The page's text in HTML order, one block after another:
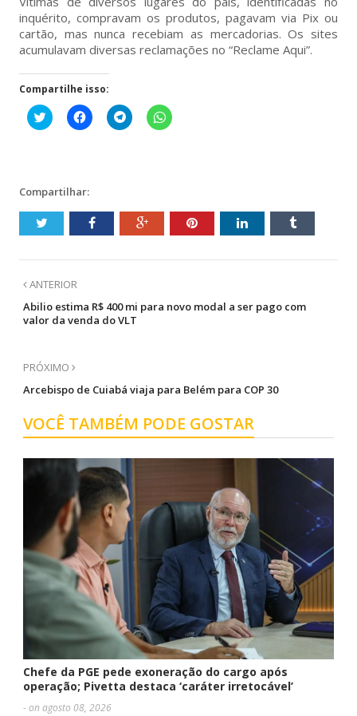
inquérito, compravam os produtos, pagavam via Pix ou
cartão, mas nunca recebiam as mercadorias. Os sites
acumulavam diversas reclamações no “Reclame Aqui”.
Compartilhe isso:
Clique
para
janela)
Clique
para
janela)
Clique
para
Clique
para
Compartilhar:
ANTERIOR
Abilio estima R$ 400 mi para novo modal a ser pago com
valor da venda do VLT
PRÓXIMO
Arcebispo de Cuiabá viaja para Belém para COP 30
VOCÊ TAMBÉM PODE GOSTAR
Chefe da PGE pede exoneração do cargo após
operação; Pivetta destaca ‘caráter irretocável’
- on agosto 08, 2026